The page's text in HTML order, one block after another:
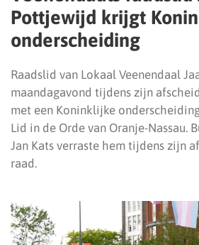
Pottjewijd krijgt
onderscheiding
Raadslid van Lokaal Veenendaal
maandagavond tijdens zijn
met een Koninklijke
Lid in de Orde van Oranje-Nassau.
Jan Kats verraste hem tijdens zijn
raad.